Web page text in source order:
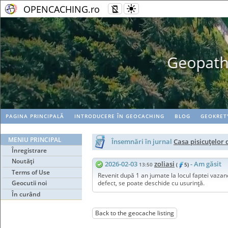
OPENCACHING.ro
Geopaths -
PAGINA PRINCIPALĂ INTRODUCERE ÎN GEOCACHING BLOG
MENIU PRINCIPAL
Înregistrare
Noutăţi
Terms of Use
Geocutii noi
În curând
Însemnări în jurnal Casa pisicuţelor
2026-02-03 13:50 zoliasi ( 5) - Am găsit
Revenit după 1 an jumate la locul faptei
defect, se poate deschide cu usurință.
Back to the geocache listing